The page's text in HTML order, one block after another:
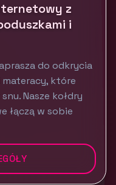
z
i
do odkrycia
materacy, które
Nasze kołdry
łączą w sobie